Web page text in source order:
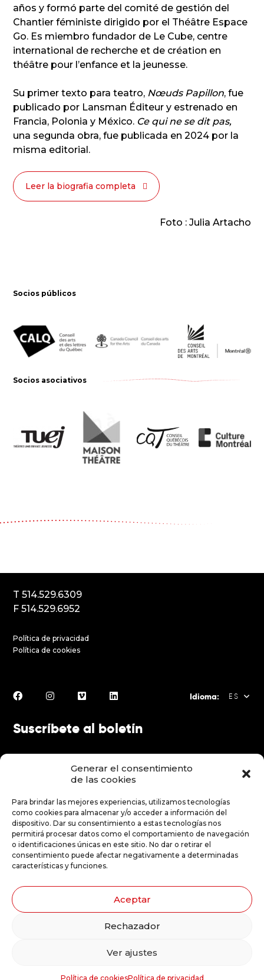
Generar el consentimiento
de las cookies
Para brindar las mejores experiencias, utilizamos tecnologías
como cookies para almacenar y/o acceder a información del
dispositivo. Dar su consentimiento a estas tecnologías nos
permitirá procesar datos como el comportamiento de navegación
o identificaciones únicas en este sitio. No dar o retirar el
consentimiento puede afectar negativamente a determinadas
características y funciones.
Aceptar
Rechazador
Ver ajustes
Política de cookiesPolítica de privacidad
años y formó parte del comité de gestión del
Chantier féministe dirigido por el Théâtre Espace
Go. Es miembro fundador de Le Cube, centre
international de recherche et de création en
théâtre pour l’enfance et la jeunesse.
Su primer texto para teatro, Nœuds Papillon, fue
publicado por Lansman Éditeur y estrenado en
Francia, Polonia y México. Ce qui ne se dit pas,
una segunda obra, fue publicada en 2024 por la
misma editorial.
Leer la biografia completa
Foto : Julia Artacho
Socios públicos
Socios asociativos
T 514.529.6309
F 514.529.6952
Política de privacidad
Política de cookies
Idioma: ES
EN
ES
Suscríbete al boletín
Hacer una donación
Hacer una donación
© 2026 Le Carrousel, compagnie de théâtre - Todos los derechos reservados
Agence Chocolat